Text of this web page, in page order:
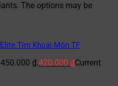
The options may be
Tím Khoai Môn TF
₫.420.000 ₫Current